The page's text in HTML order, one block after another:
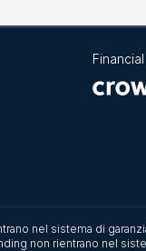
nel sistema di
non rientrano nel